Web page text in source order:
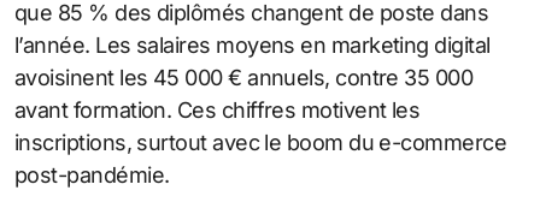
que 85 % des diplômés changent de poste dans
l’année. Les salaires moyens en marketing digital
avoisinent les 45 000 € annuels, contre 35 000
avant formation. Ces chiffres motivent les
inscriptions, surtout avec le boom du e-commerce
post-pandémie.